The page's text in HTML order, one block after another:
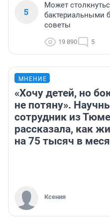
5
Может
бактериальными
советы
19 890 5
МНЕНИЕ
«Хочу детей, но
не потяну».
сотрудник из
рассказала, как
на 75 тысяч в
Ксения